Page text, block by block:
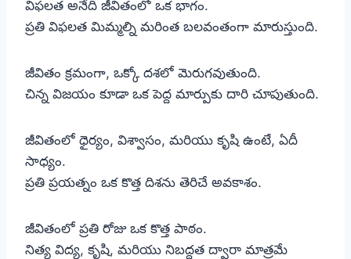
విఫలత అనేది జీవితంలో ఒక భాగం.
ప్రతి విఫలత మిమ్మల్ని మరింత బలవంతంగా మారుస్తుంది.
జీవితం క్రమంగా, ఒక్కో దశలో మెరుగవుతుంది.
చిన్న విజయం కూడా ఒక పెద్ద మార్పుకు దారి చూపుతుంది.
జీవితంలో ధైర్యం, విశ్వాసం, మరియు కృషి ఉంటే, ఏదీ
సాధ్యం.
ప్రతి ప్రయత్నం ఒక కొత్త దిశను తెరిచే అవకాశం.
జీవితంలో ప్రతి రోజు ఒక కొత్త పాఠం.
నిత్య విద్య, కృషి, మరియు నిబద్ధత ద్వారా మాత్రమే